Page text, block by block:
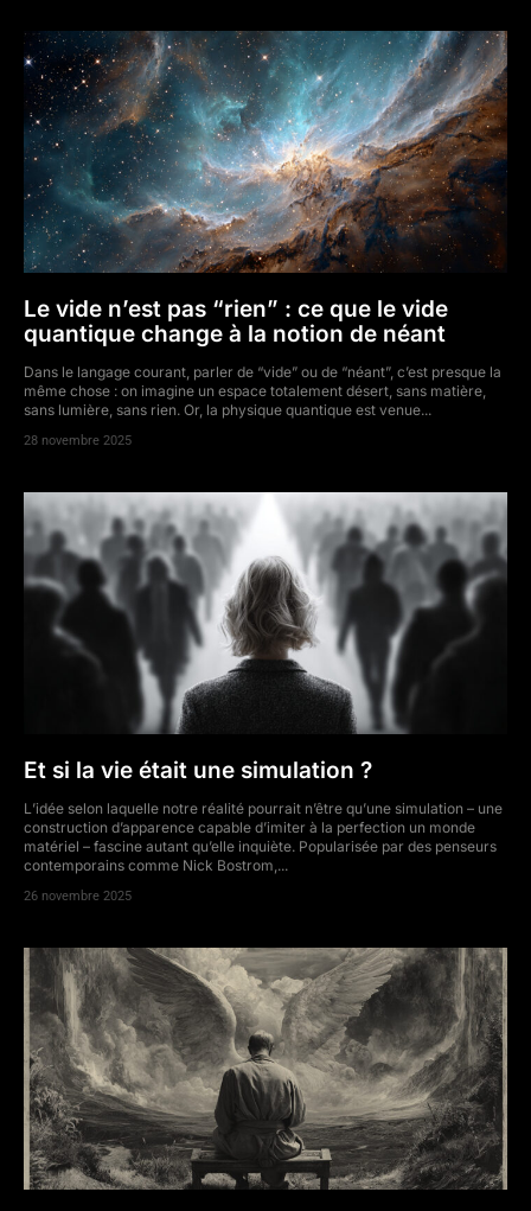
Le vide n’est pas “rien” : ce que le vide
quantique change à la notion de néant
Dans le langage courant, parler de “vide” ou de “néant”, c’est presque la
même chose : on imagine un espace totalement désert, sans matière,
sans lumière, sans rien. Or, la physique quantique est venue...
28 novembre 2025
Et si la vie était une simulation ?
L’idée selon laquelle notre réalité pourrait n’être qu’une simulation – une
construction d’apparence capable d’imiter à la perfection un monde
matériel – fascine autant qu’elle inquiète. Popularisée par des penseurs
contemporains comme Nick Bostrom,...
26 novembre 2025